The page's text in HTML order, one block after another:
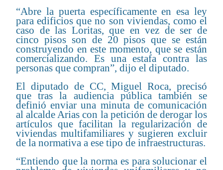
“Abre la puerta específicamente en esa ley
para edificios que no son viviendas, como el
caso de las Loritas, que en vez de ser de
cinco pisos son de 20 pisos que se están
construyendo en este momento, que se están
comercializando. Es una estafa contra las
personas que compran”, dijo el diputado.
El diputado de CC, Miguel Roca, precisó
que tras la audiencia pública también se
definió enviar una minuta de comunicación
al alcalde Arias con la petición de derogar los
artículos que facilitan la regularización de
viviendas multifamiliares y sugieren excluir
de la normativa a ese tipo de infraestructuras.
“Entiendo que la norma es para solucionar el